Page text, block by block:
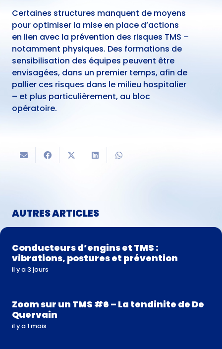
Certaines structures manquent de moyens
pour optimiser la mise en place d’actions
en lien avec la prévention des risques TMS –
notamment physiques. Des formations de
sensibilisation des équipes peuvent être
envisagées, dans un premier temps, afin de
pallier ces risques dans le milieu hospitalier
– et plus particulièrement, au bloc
opératoire.
AUTRES ARTICLES
Conducteurs d’engins et TMS :
vibrations, postures et prévention
il y a 3 jours
Zoom sur un TMS #6 – La tendinite de De
Quervain
il y a 1 mois